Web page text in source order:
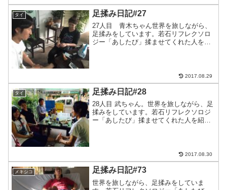
タイ 足揉み日記#27
27人目 青木ちゃん世界を旅しながら、
足揉みをしています。若石リフレクソロ
ジー「あしたび」揉ませてくれた人を紹
2017.08.29
タイ 足揉み日記#28
28人目 武ちゃん。世界を旅しながら、足
揉みをしています。若石リフレクソロジ
ー「あしたび」揉ませてくれた人を紹介
2017.08.30
メキシコ 足揉み日記#73
世界を旅しながら、足揉みをしていま